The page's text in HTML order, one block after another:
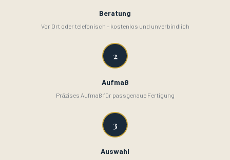
Beratung
Vor Ort oder telefonisch – kostenlos und unverbindlich
2
Aufmaß
Präzises Aufmaß für passgenaue Fertigung
3
Auswahl